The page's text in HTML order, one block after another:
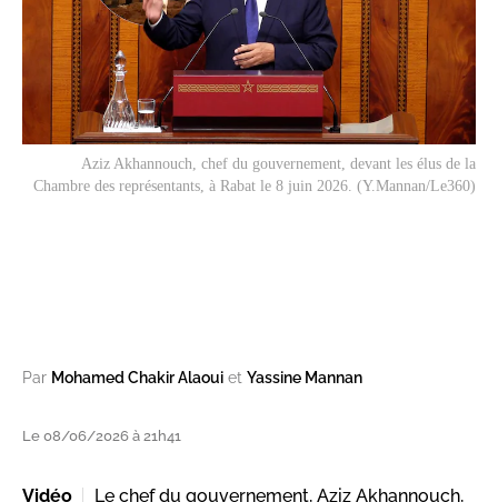
Aziz Akhannouch, chef du gouvernement, devant les élus de la
Chambre des représentants, à Rabat le 8 juin 2026. (Y.Mannan/Le360)
Par Mohamed Chakir Alaoui et Yassine Mannan
Le 08/06/2026 à 21h41
Vidéo
Le chef du gouvernement, Aziz Akhannouch,